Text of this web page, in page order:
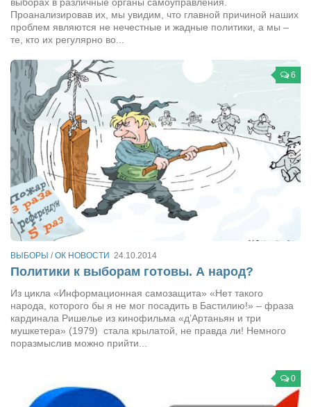
Орест Коваль
Тамара Кубракова
Елена Мельник
Вера Паненко
Семён Салатенко
Сергей Шепилов
Актёры
Валентин Бурый
Артём Мяус
Александра Сокол
Барды
Владимир Айзенберг
Игорь Добровольский
Ольга Козаченко
Оксана Скоробагатская
Евгений Полюхович
Проанализировав их, мы увидим, что главной причиной наших
проблем являются не нечестные и жадные политики, а мы –
те, кто их регулярно во...
6
ВЫБОРЫ /ОК НОВОСТИ 24.10.2014
Политики к выборам готовы. А народ?
Из цикла «Информационная самозащита» «Нет такого
народа, которого бы я не мог посадить в Бастилию!» – фраза
кардинала Ришелье из кинофильма «д’Артаньян и три
мушкетера» (1979) стала крылатой, не правда ли! Немного
поразмыслив можно прийти...
0